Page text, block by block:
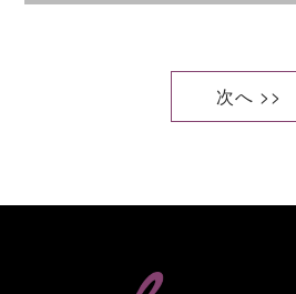
次へ >>